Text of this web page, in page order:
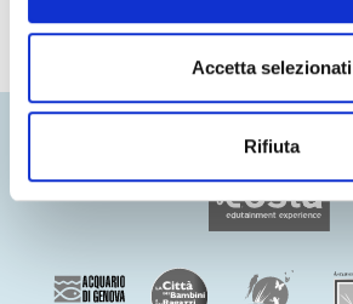
Accetta selezionati
Rifiuta